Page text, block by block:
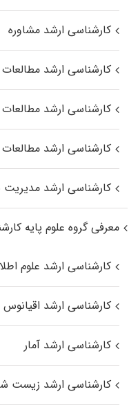
کارشناسی ارشد مشاوره
کارشناسی ارشد
کارشناسی ارشد
کارشناسی ارشد مطالعات
کارشناسی ارشد
معرفی گروه علوم پایه
کارشناسی ارشد علوم
کارشناسی ارشد
کارشناسی ارشد آمار
کارشناسی ارشد زیست